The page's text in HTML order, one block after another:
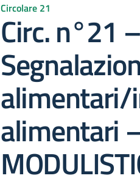
Circolare 21
Circ. n°21 –
alimentari/
alimentari